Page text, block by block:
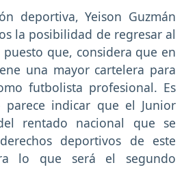
deportiva, Yeison Guzmán
la posibilidad de regresar al
puesto que, considera que en
una mayor cartelera para
futbolista profesional. Es
indicar que el Junior
rentado nacional que se
deportivos de este
lo que será el segundo